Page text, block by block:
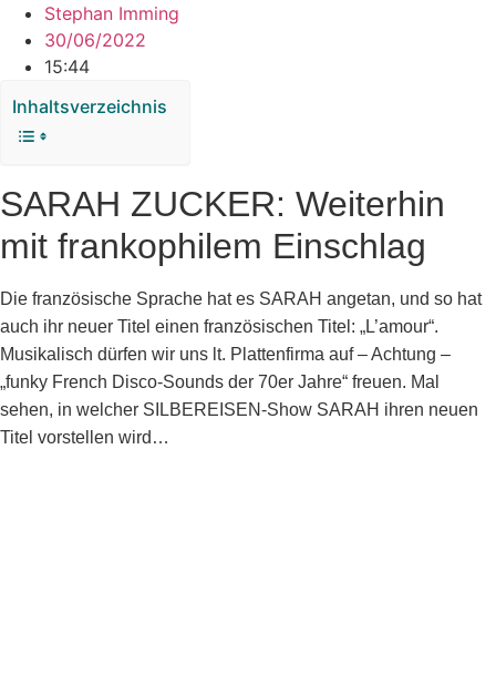
Stephan Imming
30/06/2022
15:44
Inhaltsverzeichnis
SARAH ZUCKER: Weiterhin
mit frankophilem Einschlag
Die französische Sprache hat es SARAH angetan, und so hat
auch ihr neuer Titel einen französischen Titel: „L’amour“.
Musikalisch dürfen wir uns lt. Plattenfirma auf – Achtung –
„funky French Disco-Sounds der 70er Jahre“ freuen. Mal
sehen, in welcher SILBEREISEN-Show SARAH ihren neuen
Titel vorstellen wird…